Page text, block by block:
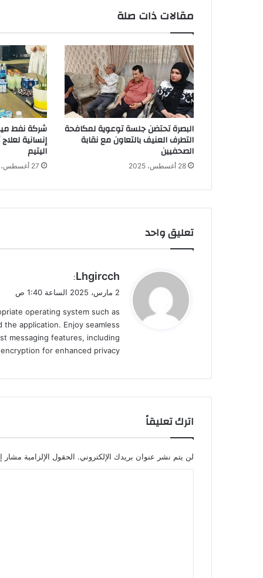
عبد
الرزاق
اليعقوبي
مقالات ذات صلة
البصرة تحتضن جلسة توعوية لمكافحة
التطرف العنيف بالتعاون مع نقابة
الصحفيين
28 أغسطس، 2025
شركة نفط
إنسانية
اليتيم
27 أغسطس، 2025
تعليق واحد
ي
ق
ل
Lhgircch
:
2 مارس، 2025 الساعة 1:40 ص
operating system such as
the application. Enjoy seamless
messaging features, including
for enhanced privacy.
اترك تعليقاً
لن يتم نشر عنوان بريدك الإلكتروني. الحقول الإلزامية مشار